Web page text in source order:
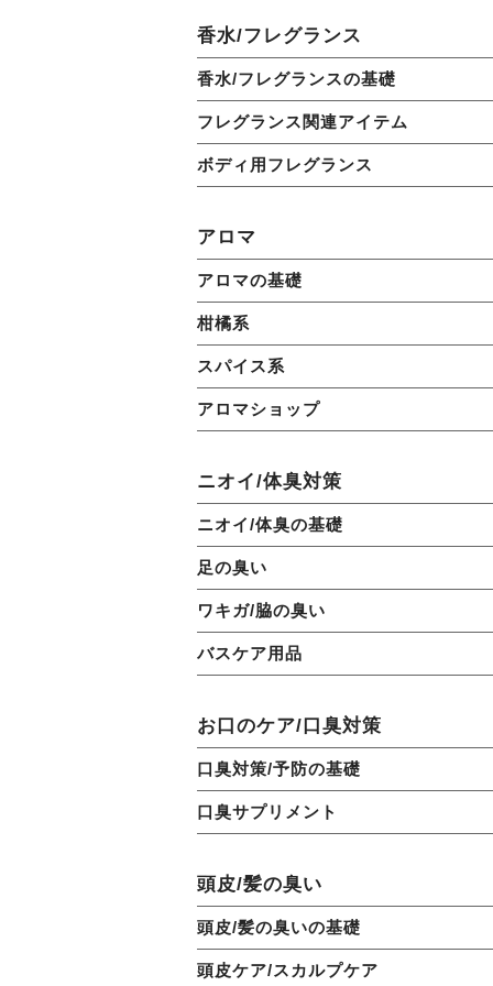
香水/フレグランス
香水/フレグランスの基礎
フレグランス関連アイテム
ボディ用フレグランス
アロマ
アロマの基礎
柑橘系
スパイス系
アロマショップ
ニオイ/体臭対策
ニオイ/体臭の基礎
足の臭い
ワキガ/脇の臭い
バスケア用品
お口のケア/口臭対策
口臭対策/予防の基礎
口臭サプリメント
頭皮/髪の臭い
頭皮/髪の臭いの基礎
頭皮ケア/スカルプケア